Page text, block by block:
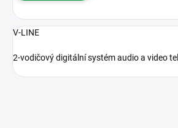
V-LINE
2-vodičový digitální systém audio a video